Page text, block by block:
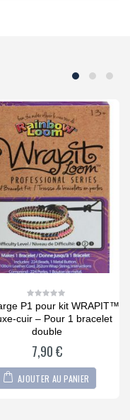
0
out
of
P1 pour kit WRAPIT™
cuir – Pour 1 bracelet
double
7,90€
AJOUTER AU PANIER